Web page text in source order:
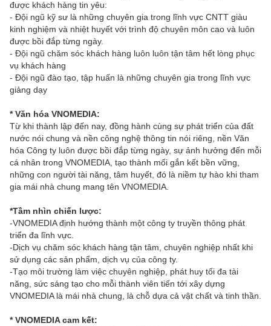
được khách hàng tin yêu:
- Đội ngũ kỹ sư là những chuyên gia trong lĩnh vực CNTT giàu
kinh nghiệm và nhiệt huyết với trình độ chuyên môn cao và luôn
được bồi đắp từng ngày.
- Đội ngũ chăm sóc khách hàng luôn luôn tận tâm hết lòng phục
vụ khách hàng
- Đội ngũ đào tạo, tập huấn là những chuyên gia trong lĩnh vực
giảng dạy
* Văn hóa VNOMEDIA:
Từ khi thành lập đến nay, đồng hành cùng sự phát triển của đất
nước nói chung và nền công nghệ thông tin nói riêng, nền Văn
hóa Công ty luôn được bồi đắp từng ngày, sự ảnh hưởng đến mỗi
cá nhân trong VNOMEDIA, tạo thành mối gắn kết bền vững,
những con người tài năng, tâm huyết, đó là niềm tự hào khi tham
gia mái nhà chung mang tên VNOMEDIA.
*Tầm nhìn chiến lược:
-VNOMEDIA định hướng thành một công ty truyền thông phát
triển đa lĩnh vực.
-Dịch vụ chăm sóc khách hàng tận tâm, chuyên nghiệp nhất khi
sử dụng các sản phẩm, dịch vụ của công ty.
-Tạo môi trường làm việc chuyên nghiệp, phát huy tối đa tài
năng, sức sáng tạo cho mỗi thành viên tiến tới xây dựng
VNOMEDIA là mái nhà chung, là chỗ dựa cả vật chất và tinh thần.
* VNOMEDIA cam kết: